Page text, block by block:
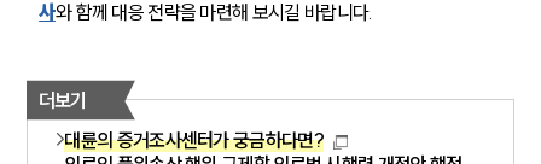
사와 함께 대응 전략을 마련해 보시길 바랍니다.
더보기
대륜의 증거조사센터가 궁금하다면?